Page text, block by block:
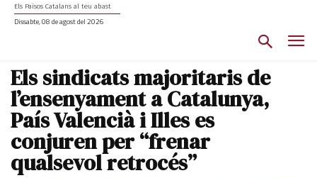
Els Països Catalans al teu abast
Dissabte, 08 de agost del 2026
Els sindicats majoritaris de
l’ensenyament a Catalunya,
País Valencià i Illes es
conjuren per “frenar
qualsevol retrocés”